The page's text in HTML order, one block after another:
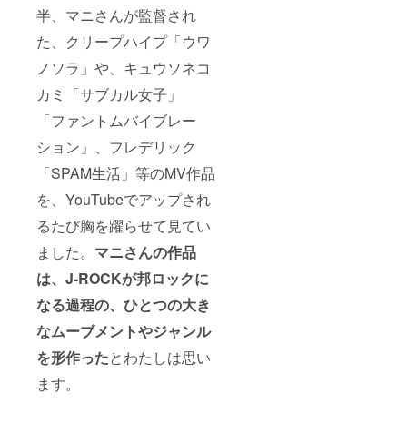
半、マニさんが監督され
た、クリープハイプ「ウワ
ノソラ」や、キュウソネコ
カミ「サブカル女子」
「ファントムバイブレー
ション」、フレデリック
「SPAM生活」等のMV作品
を、YouTubeでアップされ
るたび胸を躍らせて見てい
ました。 マニさんの作品
は、J-ROCKが邦ロックに
なる過程の、ひとつの大き
なムーブメントやジャンル
を形作ったとわたしは思い
ます。